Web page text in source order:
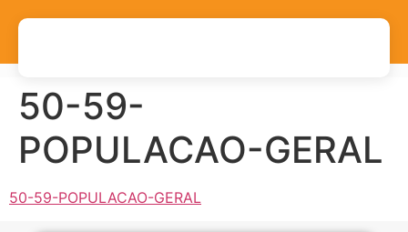
50-59-
POPULACAO-GERAL
50-59-POPULACAO-GERAL